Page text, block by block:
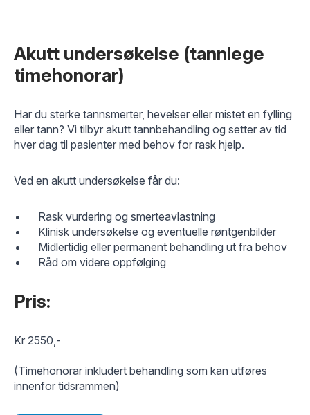
Akutt undersøkelse (tannlege
timehonorar)
Har du sterke tann­smerter, hevelser eller mistet en fylling
eller tann? Vi tilbyr akutt tannbehandling og setter av tid
hver dag til pasienter med behov for rask hjelp.
Ved en akutt undersøkelse får du:
Rask vurdering og smerteavlastning
Klinisk undersøkelse og eventuelle røntgenbilder
Midlertidig eller permanent behandling ut fra behov
Råd om videre oppfølging
Pris:
Kr 2550,-
(Timehonorar inkludert behandling som kan utføres
innenfor tidsrammen)